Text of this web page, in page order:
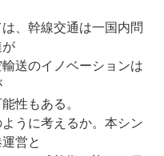
、幹線交通は一国内問
が
送のイノベーションは
性もある。
うに考えるか。本シン
営と